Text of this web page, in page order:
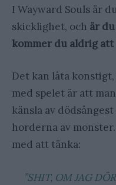
I Wayward Souls är
skicklighet, och är
kommer du aldrig
Det kan låta
med spelet är att
känsla av
horderna av
med att tänka:
”SHIT, OM JAG